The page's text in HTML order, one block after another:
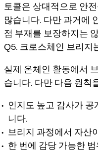
토콜은 상대적으로 안
많습니다. 다만 과거에
점 부재를 보장하지는
Q5. 크로스체인 브리지
실제 온체인 활동에서
습니다. 다만 다음 원칙
인지도 높고 감사가
니다.
브리지 과정에서 자산
한 번에 감당 가능한